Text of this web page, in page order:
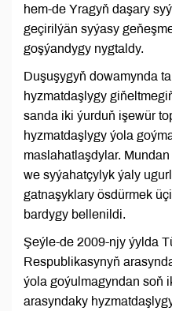
hem-de Yragyň daşary
geçirilýän syýasy
goşýandygy nygtaldy.
Duşuşygyň dowamynda
hyzmatdaşlygy
sanda iki ýurduň işewür
hyzmatdaşlygy ýola
maslahatlaşdylar.
we syýahatçylyk ýaly
gatnaşyklary ösdürmek
bardygy bellenildi.
Şeýle-de 2009-njy ýylda
Respublikasynyň
ýola goýulmagyndan soň
arasyndaky